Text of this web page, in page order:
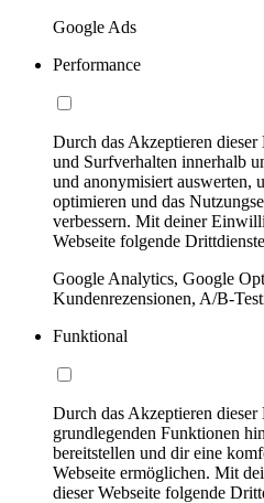
Google Ads
Performance
Durch das Akzeptieren
und Surfverhalten innerhalb
und anonymisiert auswerten,
optimieren und das
verbessern. Mit deiner
Webseite folgende
Google Analytics, Google
Kundenrezensionen, A/B-
Funktional
Durch das Akzeptieren
grundlegenden Funktionen
bereitstellen und dir eine
Webseite ermöglichen. Mit
dieser Webseite folgende